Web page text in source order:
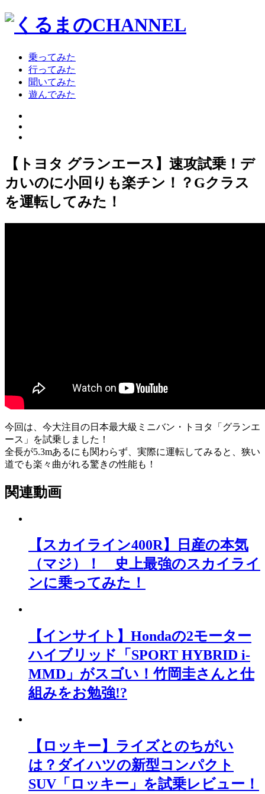
乗ってみた
行ってみた
聞いてみた
遊んでみた
【トヨタ グランエース】速攻試乗！デ
カいのに小回りも楽チン！？Gクラス
を運転してみた！
今回は、今大注目の日本最大級ミニバン・トヨタ「グランエ
ース」を試乗しました！
全長が5.3mあるにも関わらず、実際に運転してみると、狭い
道でも楽々曲がれる驚きの性能も！
関連動画
【スカイライン400R】日産の本気
（マジ）！ 史上最強のスカイライ
ンに乗ってみた！
【インサイト】Hondaの2モーター
ハイブリッド「SPORT HYBRID i-
MMD」がスゴい！竹岡圭さんと仕
組みをお勉強!?
【ロッキー】ライズとのちがい
は？ダイハツの新型コンパクト
SUV「ロッキー」を試乗レビュー！